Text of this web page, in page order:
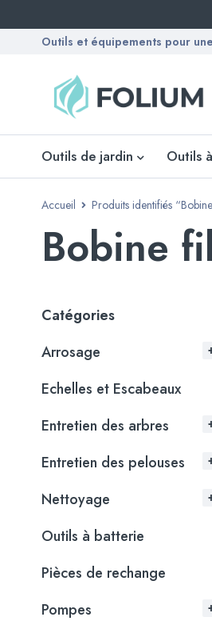
Outils et équipements pour
Outils de jardin Outils
Accueil Produits identifiés
Bobine
Catégories
Arrosage
Echelles et Escabeaux
Entretien des arbres
Entretien des pelouses
Nettoyage
Outils à batterie
Pièces de rechange
Pompes